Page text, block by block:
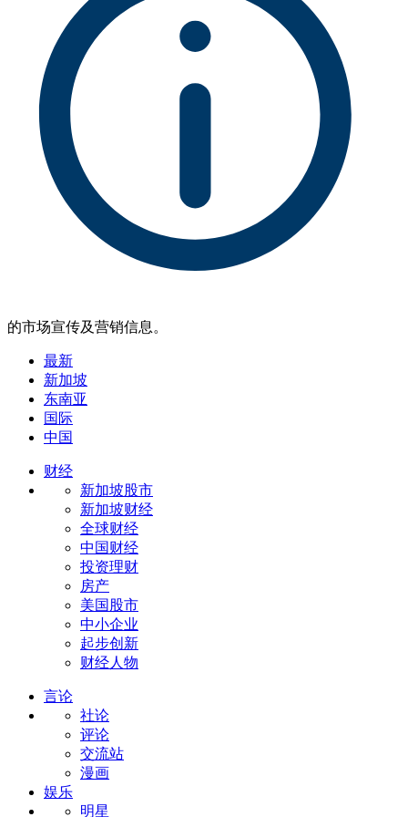
的市场宣传及营销信息。
最新
新加坡
东南亚
国际
中国
财经
新加坡股市
新加坡财经
全球财经
中国财经
投资理财
房产
美国股市
中小企业
起步创新
财经人物
言论
社论
评论
交流站
漫画
娱乐
明星